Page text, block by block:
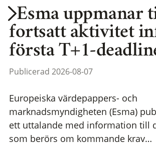
Esma uppmanar
fortsatt aktivitet
första T+1-
Publicerad 2026-08-07
Europeiska värdepappers- och
marknadsmyndigheten (Esma)
ett uttalande med information till
som berörs om kommande krav…